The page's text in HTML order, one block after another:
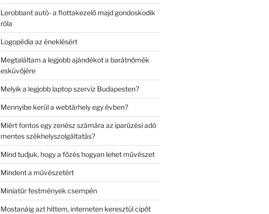
Lerobbant autó- a flottakezelő majd gondoskodik
róla
Logopédia az éneklésért
Megtaláltam a legjobb ajándékot a barátnőmék
esküvőjére
Melyik a legjobb laptop szervíz Budapesten?
Mennyibe kerül a webtárhely egy évben?
Miért fontos egy zenész számára az iparűzési adó
mentes székhelyszolgáltatás?
Mind tudjuk, hogy a főzés hogyan lehet művészet
Mindent a művészetért
Miniatűr festmények csempén
Mostanáig azt hittem, interneten keresztül cipőt